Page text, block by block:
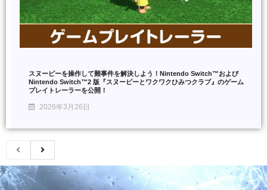
スヌーピーを操作して難事件を解決しよう！Nintendo Switch™および
Nintendo Switch™2 版『スヌーピーとワクワクひみつクラブ』のゲーム
プレイトレーラーを公開！
2026年3月26日